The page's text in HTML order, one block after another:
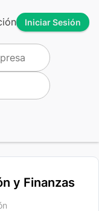
Iniciar Sesión
y Finanzas